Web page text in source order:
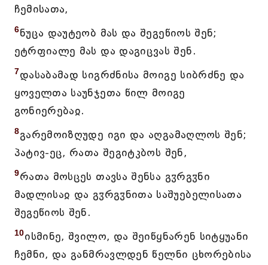
ჩემისათა,
6ნუცა დაუტეობ მას და შეგეწიოს შენ;
ეტრფიალე მას და დაგიცვას შენ.
7დასაბამად სიგრძნისა მოიგე სიბრძნე და
ყოველთა საუნჯეთა წილ მოიგე
გონიერებაჲ.
8გარემოიზღუდე იგი და აღგამაღლოს შენ;
პატივ-ეც, რათა შეგიტკბოს შენ,
9რათა მოსცეს თავსა შენსა გჳრგჳნი
მადლისაჲ და გჳრგჳნითა საშუებელისათა
შეგეწიოს შენ.
10ისმინე, შვილო, და შეიწყნარენ სიტყუანი
ჩემნი, და განმრავლდენ წელნი ცხორებისა